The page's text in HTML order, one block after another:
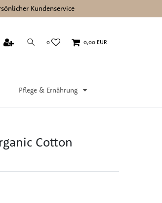
Kundenservice
0 0,00 EUR
Pflege & Ernährung
Cotton